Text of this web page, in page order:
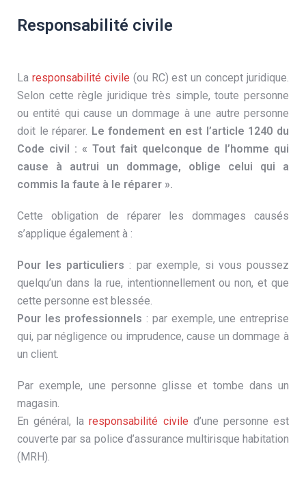
Responsabilité civile
La responsabilité civile (ou RC) est un concept juridique.
Selon cette règle juridique très simple, toute personne
ou entité qui cause un dommage à une autre personne
doit le réparer. Le fondement en est l’article 1240 du
Code civil : « Tout fait quelconque de l’homme qui
cause à autrui un dommage, oblige celui qui a
commis la faute à le réparer ».
Cette obligation de réparer les dommages causés
s’applique également à :
Pour les particuliers : par exemple, si vous poussez
quelqu’un dans la rue, intentionnellement ou non, et que
cette personne est blessée.
Pour les professionnels : par exemple, une entreprise
qui, par négligence ou imprudence, cause un dommage à
un client.
Par exemple, une personne glisse et tombe dans un
magasin.
En général, laresponsabilité civile d’une personne est
couverte par sa police d’assurance multirisque habitation
(MRH).